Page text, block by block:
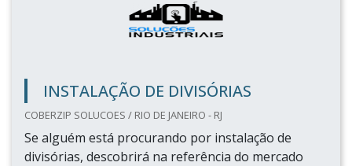
INSTALAÇÃO DE DIVISÓRIAS
COBERZIP SOLUCOES / RIO DE JANEIRO - RJ
Se alguém está procurando por instalação de
divisórias, descobrirá na referência do mercado